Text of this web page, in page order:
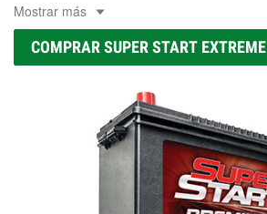
Mostrar más
COMPRAR SUPER START EXTREME